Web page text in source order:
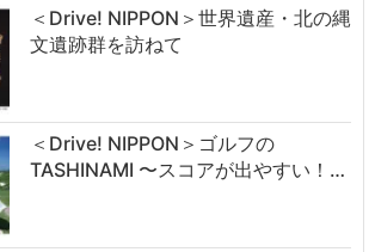
＜Drive! NIPPON＞世界遺産・北の縄
文遺跡群を訪ねて
＜Drive! NIPPON＞ゴルフの
TASHINAMI 〜スコアが出やすい！…